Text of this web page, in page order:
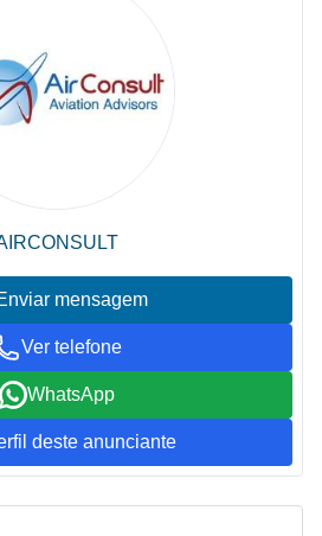
mensagem
Ver telefone
WhatsApp
deste anunciante